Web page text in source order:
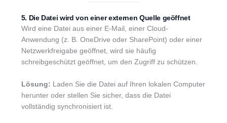
5. Die Datei wird von einer externen Quelle geöffnet
Wird eine Datei aus einer E-Mail, einer Cloud-
Anwendung (z. B. OneDrive oder SharePoint) oder einer
Netzwerkfreigabe geöffnet, wird sie häufig
schreibgeschützt geöffnet, um den Zugriff zu schützen.
Lösung: Laden Sie die Datei auf Ihren lokalen Computer
herunter oder stellen Sie sicher, dass die Datei
vollständig synchronisiert ist.